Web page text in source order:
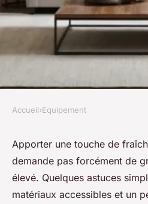
EQUIPEMENT
Des conseils
embellir votre
facilement
Accueil›Equipement
Apporter une touche de
demande pas forcément de
élevé. Quelques astuces
matériaux accessibles et un